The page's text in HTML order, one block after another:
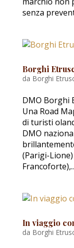
senza
Borghi
da Borghi
DMO Borghi
Una Road
di turisti
DMO
(Parigi-
In viaggio
da Borghi